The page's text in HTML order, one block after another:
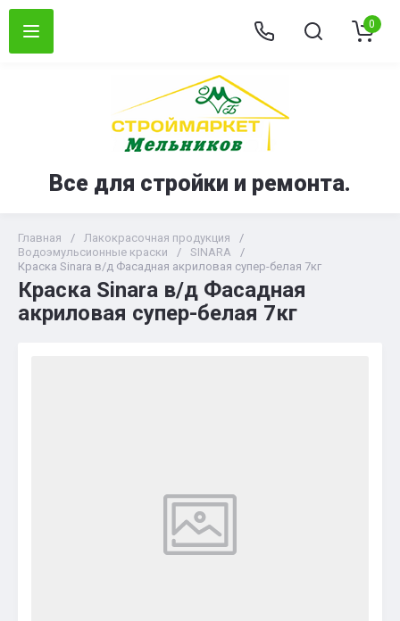
Все для стройки и ремонта.
0
Главная / Лакокрасочная продукция
/
Водоэмульсионные краски
/ SINARA
/
Краска Sinara в/д Фасадная акриловая супер-белая 7кг
Краска Sinara в/д Фасадная
акриловая супер-белая 7кг